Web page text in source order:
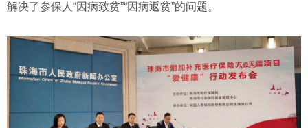
解决了参保人“因病致贫”“因病返贫”的问题。